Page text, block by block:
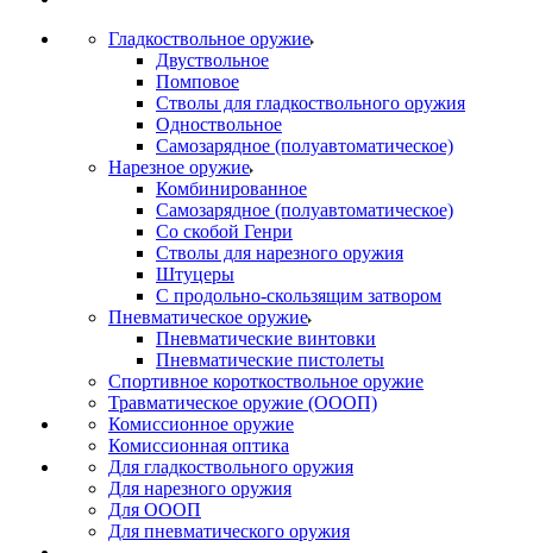
Гладкоствольное оружие
Двуствольное
Помповое
Стволы для гладкоствольного оружия
Одноствольное
Самозарядное (полуавтоматическое)
Нарезное оружие
Комбинированное
Самозарядное (полуавтоматическое)
Со скобой Генри
Стволы для нарезного оружия
Штуцеры
С продольно-скользящим затвором
Пневматическое оружие
Пневматические винтовки
Пневматические пистолеты
Спортивное короткоствольное оружие
Травматическое оружие (ОООП)
Комиссионное оружие
Комиссионная оптика
Для гладкоствольного оружия
Для нарезного оружия
Для ОООП
Для пневматического оружия